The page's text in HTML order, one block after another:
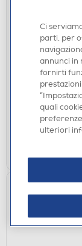
SBATTITORI
ARIETE -
€ 104,00
Acquisto
Ritiro in
Ci
parti, per
annunci in
fornirti
quali
ulteriori